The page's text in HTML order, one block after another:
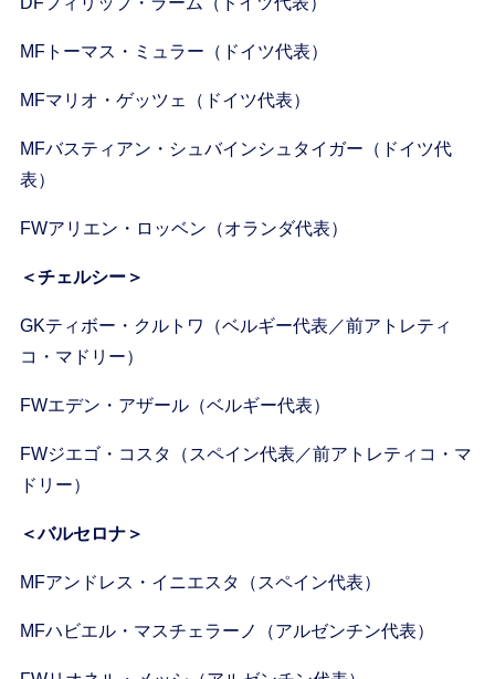
MFトーマス・ミュラー（ドイツ代表）
MFマリオ・ゲッツェ（ドイツ代表）
MFバスティアン・シュバインシュタイガー（ドイツ代
表）
FWアリエン・ロッベン（オランダ代表）
＜チェルシー＞
GKティボー・クルトワ（ベルギー代表／前アトレティ
コ・マドリー）
FWエデン・アザール（ベルギー代表）
FWジエゴ・コスタ（スペイン代表／前アトレティコ・マ
ドリー）
＜バルセロナ＞
MFアンドレス・イニエスタ（スペイン代表）
MFハビエル・マスチェラーノ（アルゼンチン代表）